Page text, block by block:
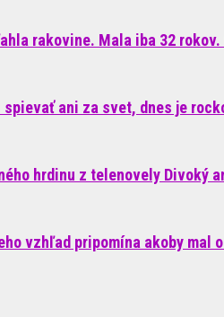
rakovine. Mala iba 32
ani za svet, dnes je
hrdinu z telenovely Divoký
vzhľad pripomína akoby